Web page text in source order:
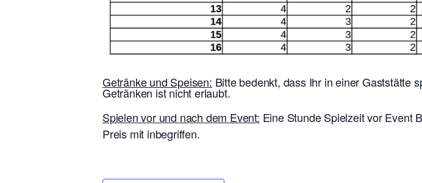
Getränke und Speisen: Bitte bedenkt, dass Ihr in einer Gaststätte
Getränken ist nicht erlaubt.
Spielen vor und nach dem Event: Eine Stunde Spielzeit vor Event
Preis mit inbegriffen.